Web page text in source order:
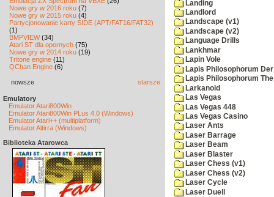
Nowe gry w 2016 roku (7)
Nowe gry w 2015 roku (4)
Partycjonowanie karty SIDE (APT/FAT16/FAT32)
(1)
BMPVIEW(34)
Atari ST dla opornych (75)
Nowe gry w 2014 roku (19)
Tritone engine (11)
QChan Engine (6)
nowsze starsze
Emulatory
Emulator Atari800Win
Emulator Atari800Win PLus 4.0 (Windows)
Emulator Atari++ (multiplatform)
Emulator Altirra (Windows)
Biblioteka Atarowca
Landing
Landlord
Landscape (v1)
Landscape (v2)
Language Drills
Lankhmar
Lapin Vole
Lapis Philosophorum
Lapis Philosophorum
Larkanoid
Las Vegas
Las Vegas 448
Las Vegas Casino
Laser Ants
Laser Barrage
Laser Beam
Laser Blaster
Laser Chess (v1)
Laser Chess (v2)
Laser Cycle
Laser Duell